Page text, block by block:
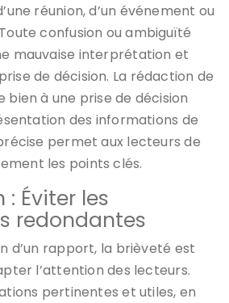
réunion, d’un événement ou
confusion ou ambiguïté
mauvaise interprétation et
de décision. La rédaction de
à une prise de décision
des informations de
permet aux lecteurs de
les points clés.
: Éviter les
redondantes
d’un rapport, la brièveté est
l’attention des lecteurs.
pertinentes et utiles, en